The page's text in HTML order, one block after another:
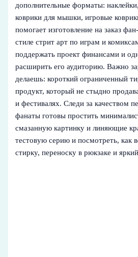
дополнительные форматы:
коврики для мышки, игровые
помогает изготовление на заказ
стиле стрит арт по играм и
поддержать проект финансами и
расширить его аудиторию. Важно
делаешь: короткий ограниченный
продукт, который не стыдно
и фестивалях. Следи за качеством
фанаты готовы простить
смазанную картинку и линяющие
тестовую серию и посмотреть, как
стирку, переноску в рюкзаке и